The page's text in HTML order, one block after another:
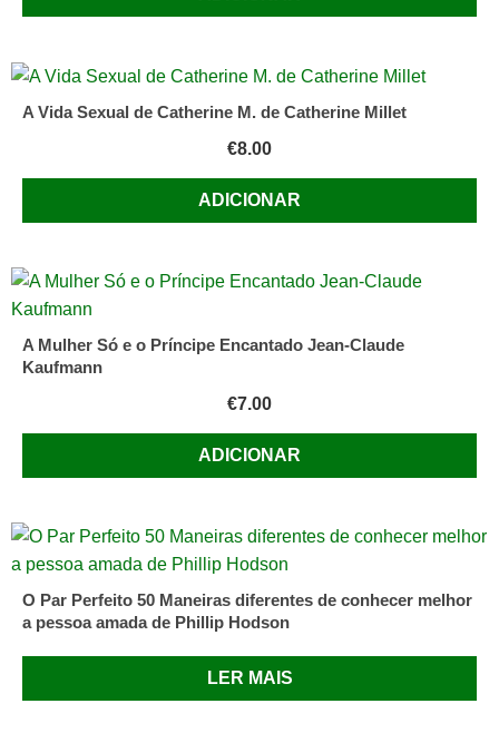
A Vida Sexual de Catherine M. de Catherine Millet
€8.00
ADICIONAR
A Mulher Só e o Príncipe Encantado Jean-Claude
Kaufmann
€7.00
ADICIONAR
O Par Perfeito 50 Maneiras diferentes de conhecer melhor
a pessoa amada de Phillip Hodson
LER MAIS